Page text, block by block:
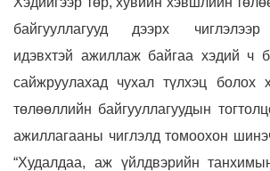
байгууллагууд дээрх чиглэлээр
идэвхтэй ажиллаж байгаа хэдий ч
сайжруулахад чухал түлхэц болох
төлөөллийн байгууллагуудын
ажиллагааны чиглэлд томоохон
“Худалдаа, аж үйлдвэрийн